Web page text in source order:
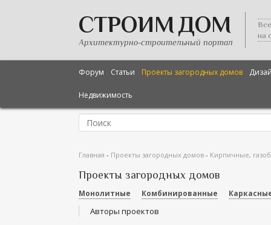
СТРОИМ ДОМ
Архитектурно-строительный портал
на
Форум Статьи Проекты загородных домов
Недвижимость
Главная - Проекты загородных домов - Кирпичные,
Проекты загородных домов
Монолитные Комбинированные
Авторы проектов